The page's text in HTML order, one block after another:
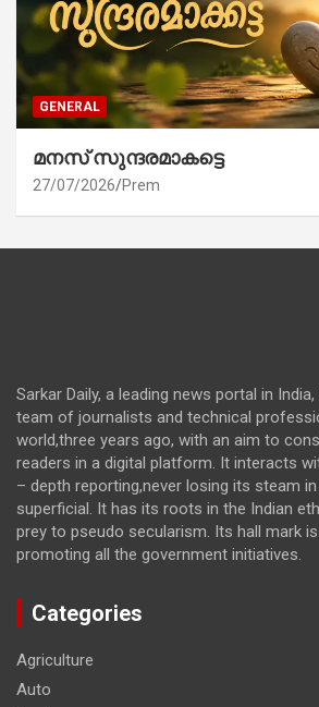
GENERAL
മനസ് സുന്ദരമാകട്ടെ
27/07/2026 Prem
Sarkar Daily, a leading news portal in
team of journalists and technical
world,three years ago, with an aim to
readers in a digital platform. It interacts
– depth reporting,never losing its steam
superficial. It has its roots in the Indian
prey to pseudo secularism. Its hall mark
promoting all the government initiatives.
Categories
Agriculture
Auto